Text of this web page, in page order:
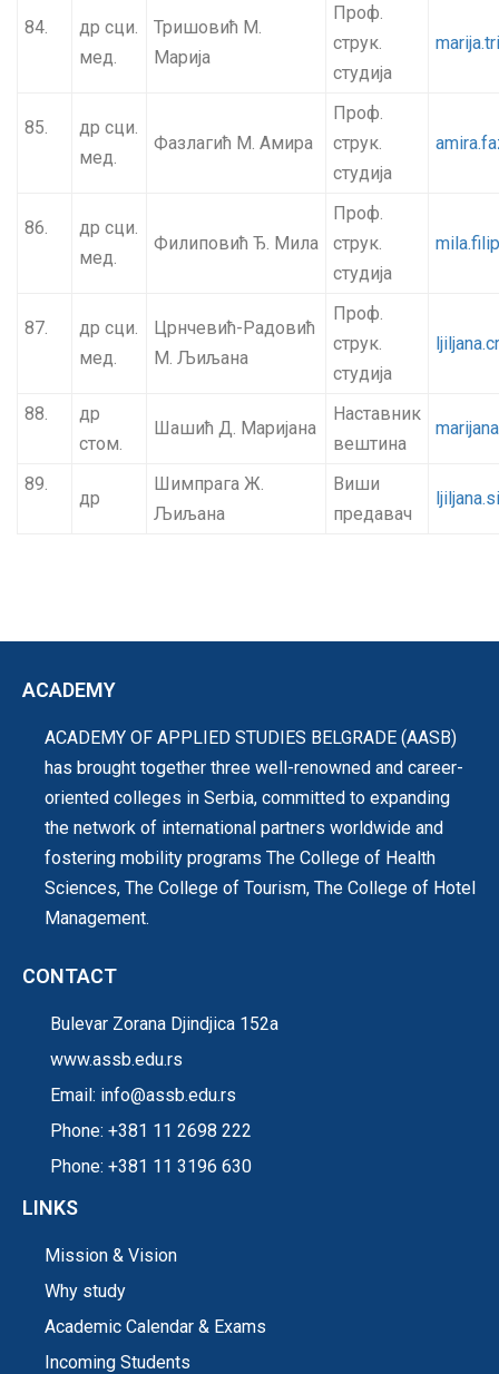
84.
др сци.
мед.
Тришовић М.
Марија
Проф.
струк.
студија
85.
др сци.
мед.
Фазлагић М. Амира
Проф.
струк.
студија
86.
др сци.
мед.
Филиповић Ђ. Мила
Проф.
струк.
студија
87.
др сци.
мед.
Црнчевић-Радовић
М. Љиљана
Проф.
струк.
студија
88.
др
стом.
Шашић Д. Маријана
Наставник
вештина
89.
др
Шимпрага Ж.
Љиљана
Виши
предавач
ACADEMY
ACADEMY OF APPLIED STUDIES BELGRADE (AASB)
has brought together three well-renowned and career-
oriented colleges in Serbia, committed to expanding
the network of international partners worldwide and
fostering mobility programs The College of Health
Sciences, The College of Tourism, The College of Hotel
Management.
CONTACT
Bulevar Zorana Djindjica 152a
www.assb.edu.rs
Email: info@assb.edu.rs
Phone: +381 11 2698 222
Phone: +381 11 3196 630
LINKS
Mission & Vision
Why study
Academic Calendar & Exams
Incoming Students